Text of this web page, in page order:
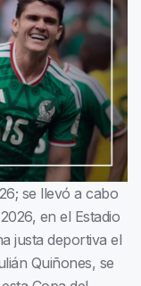
se llevó a cabo
en el Estadio
justa deportiva el
Quiñones, se